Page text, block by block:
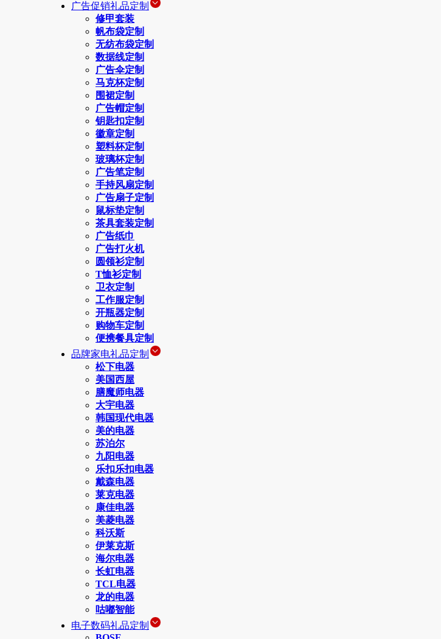
广告促销礼品定制
修甲套装
帆布袋定制
无纺布袋定制
数据线定制
广告伞定制
马克杯定制
围裙定制
广告帽定制
钥匙扣定制
徽章定制
塑料杯定制
玻璃杯定制
广告笔定制
手持风扇定制
广告扇子定制
鼠标垫定制
茶具套装定制
广告纸巾
广告打火机
圆领衫定制
T恤衫定制
卫衣定制
工作服定制
开瓶器定制
购物车定制
便携餐具定制
品牌家电礼品定制
松下电器
美国西屋
膳魔师电器
大宇电器
韩国现代电器
美的电器
苏泊尔
九阳电器
乐扣乐扣电器
戴森电器
莱克电器
康佳电器
美菱电器
科沃斯
伊莱克斯
海尔电器
长虹电器
TCL电器
龙的电器
咕嘟智能
电子数码礼品定制